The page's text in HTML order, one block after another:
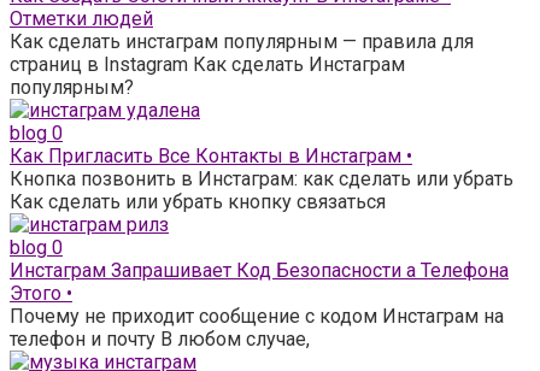
Отметки людей
Как сделать инстаграм популярным — правила для
страниц в Instagram Как сделать Инстаграм
популярным?
blog 0
Как Пригласить Все Контакты в Инстаграм •
Кнопка позвонить в Инстаграм: как сделать или убрать
Как сделать или убрать кнопку связаться
blog 0
Инстаграм Запрашивает Код Безопасности а Телефона
Этого •
Почему не приходит сообщение с кодом Инстаграм на
телефон и почту В любом случае,